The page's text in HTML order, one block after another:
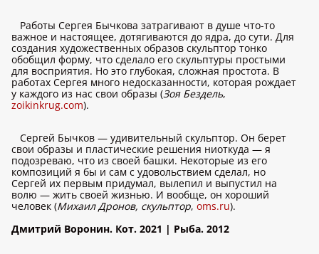
Работы Сергея Бычкова затрагивают в душе что-то
важное и настоящее, дотягиваются до ядра, до сути. Для
создания художественных образов скульптор тонко
обобщил форму, что сделало его скульптуры простыми
для восприятия. Но это глубокая, сложная простота. В
работах Сергея много недосказанности, которая рождает
у каждого из нас свои образы (Зоя Бездель,
zoikinkrug.com).
Сергей Бычков — удивительный скульптор. Он берет
свои образы и пластические решения ниоткуда — я
подозреваю, что из своей башки. Некоторые из его
композиций я бы и сам с удовольствием сделал, но
Сергей их первым придумал, вылепил и выпустил на
волю — жить своей жизнью. И вообще, он хороший
человек (Михаил Дронов, скульптор, oms.ru).
Дмитрий Воронин. Кот. 2021 | Рыба. 2012